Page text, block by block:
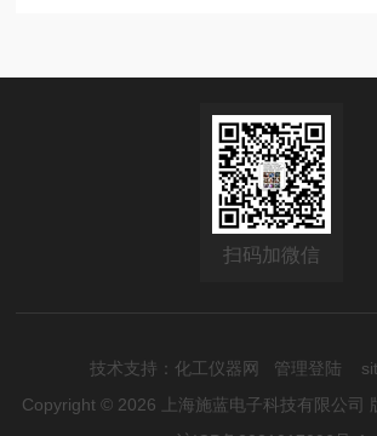
扫码加微信
技术支持： 化工仪器网 管理登陆
Copyright © 2026 上海施蓝电子科技有限公司